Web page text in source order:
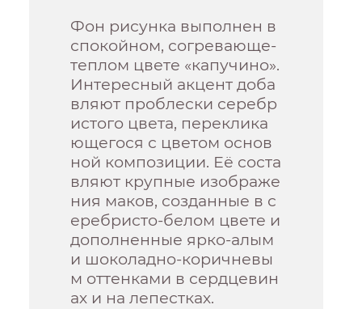
Фон рисунка выполнен в
спокойном, согревающе-
теплом цвете «капучино».
Интересный акцент доба
вляют проблески серебр
истого цвета, переклика
ющегося с цветом основ
ной композиции. Её соста
вляют крупные изображе
ния маков, созданные в с
еребристо-белом цвете и
дополненные ярко-алым
и шоколадно-коричневы
м оттенками в сердцевин
ах и на лепестках.